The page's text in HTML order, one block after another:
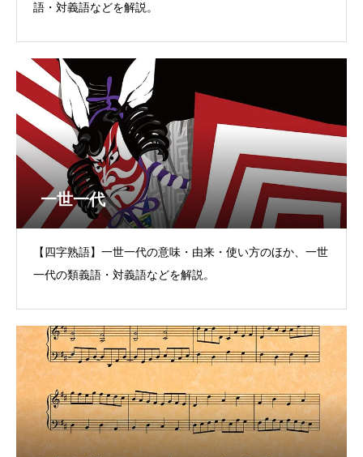
語・対義語などを解説。
一世一代
【四字熟語】一世一代の意味・由来・使い方のほか、一世
一代の類義語・対義語などを解説。